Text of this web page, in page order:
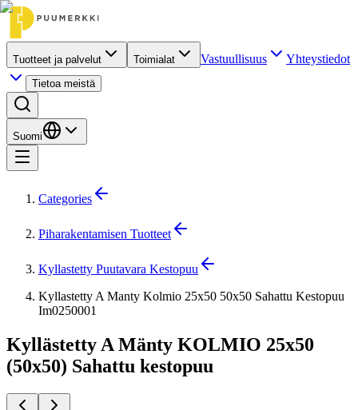
Tuotteet ja palvelut Toimialat Vastuullisuus Yhteystiedot
Tietoa meistä
Suomi
Categories
Piharakentamisen Tuotteet
Kyllastetty Puutavara Kestopuu
Kyllastetty A Manty Kolmio 25x50 50x50 Sahattu Kestopuu
Im0250001
Kyllästetty A Mänty KOLMIO 25x50
(50x50) Sahattu kestopuu